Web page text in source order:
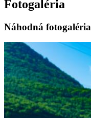
Fotogaléria
Náhodná fotogaléria